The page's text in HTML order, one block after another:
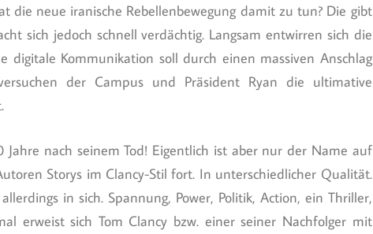
die neue iranische Rebellenbewegung damit zu tun? Die gibt
sich jedoch schnell verdächtig. Langsam entwirren sich die
digitale Kommunikation soll durch einen massiven Anschlag
der Campus und Präsident Ryan die ultimative
Jahre nach seinem Tod! Eigentlich ist aber nur der Name auf
Storys im Clancy-Stil fort. In unterschiedlicher Qualität.
in sich. Spannung, Power, Politik, Action, ein Thriller,
erweist sich Tom Clancy bzw. einer seiner Nachfolger mit